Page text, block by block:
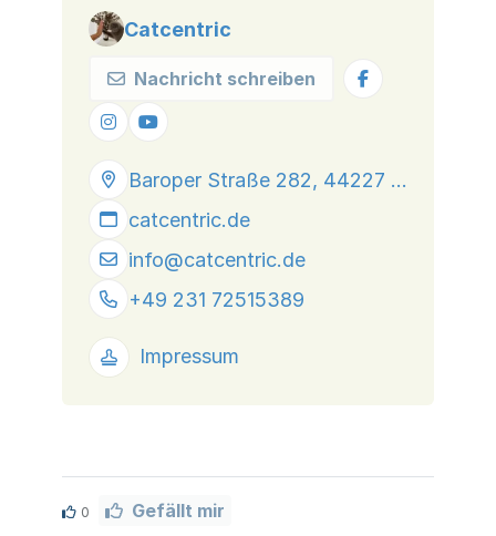
Catcentric
Nachricht schreiben
Baroper Straße 282, 44227 Dortmund
catcentric.de
info@catcentric.de
+49 231 72515389
Impressum
0 Gefällt mir